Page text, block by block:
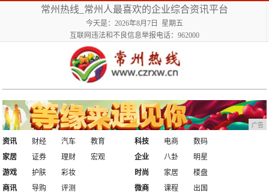
常州热线_常州人最喜欢的企业综合资讯平台
今天是：2026年8月7日 星期五
互联网违法和不良信息举报电话：962000
广告
资讯 财经 汽车
教育
家居
证券 理财 宏观
科技 电商
数码
企业
八卦
明星
游戏
护肤
彩妆
商讯
导购 评测
时尚 家居
楼盘
微商
课程
出国